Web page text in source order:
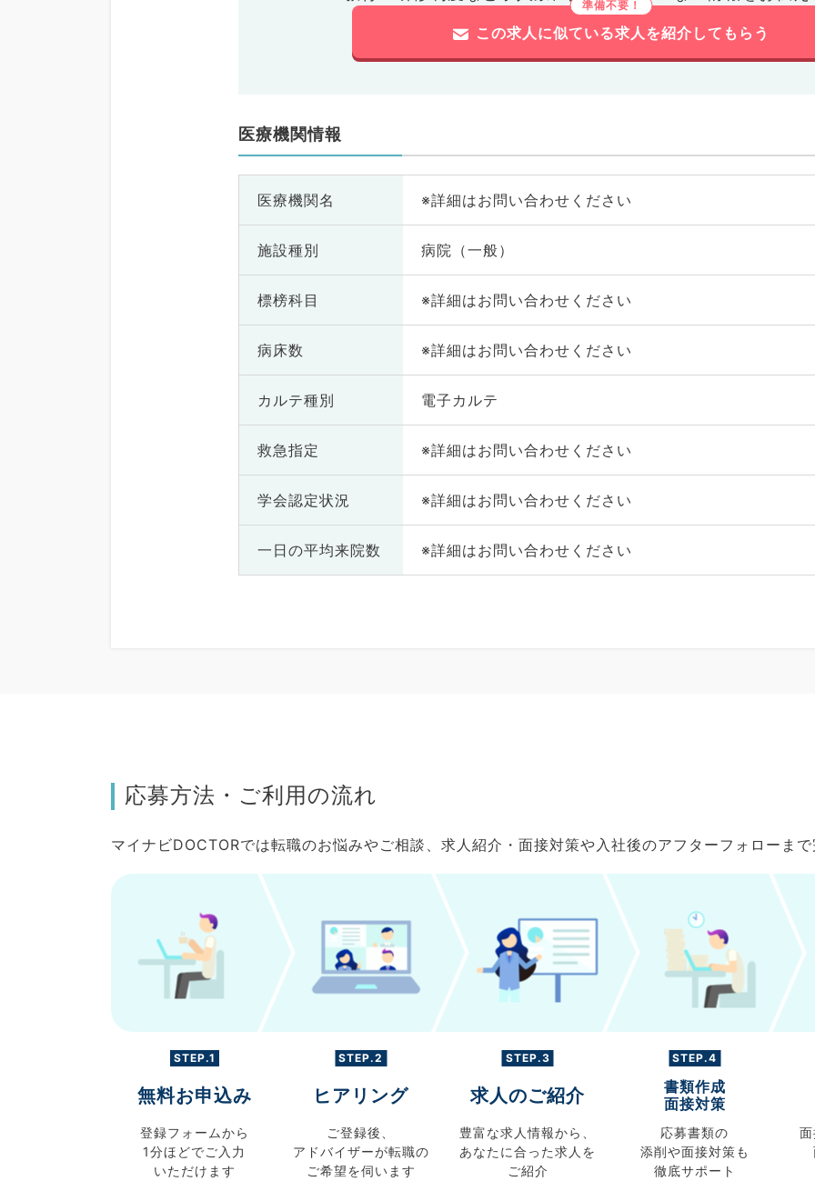
この求人に似ている求人を紹介してもらう
医療機関情報
医療機関名 ※詳細はお問い合わせください
施設種別 病院（一般）
標榜科目 ※詳細はお問い合わせください
病床数 ※詳細はお問い合わせください
カルテ種別 電子カルテ
救急指定 ※詳細はお問い合わせください
学会認定状況 ※詳細はお問い合わせください
一日の平均来院数 ※詳細はお問い合わせください
応募方法・ご利用の流れ
マイナビDOCTORでは転職のお悩みやご相談、求人紹介・面接対策や入社後のアフターフォローま
STEP.1
無料お申込み
登録フォームから
1分ほどでご入力
いただけます
STEP.2
ヒアリング
ご登録後、
アドバイザーが転職の
ご希望を伺います
STEP.3
求人のご紹介
豊富な求人情報から、
あなたに合った求人を
ご紹介
STEP.4
書類作成
面接対策
応募書類の
添削や面接対策も
徹底サポート